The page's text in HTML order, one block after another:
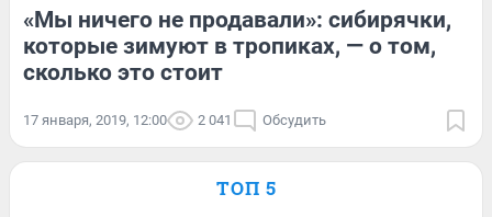
«Мы ничего не продавали»: сибирячки,
которые зимуют в тропиках, — о том,
сколько это стоит
17 января, 2019, 12:00 2 041 Обсудить
ТОП 5